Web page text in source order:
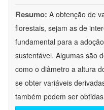
Resumo: A obtenção de
florestais, sejam as de
fundamental para a
sustentável. Algumas são
como o diâmetro a altura
se obter variáveis
também podem ser